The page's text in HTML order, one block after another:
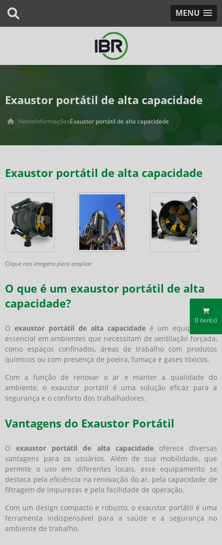
MENU
0 iten(s)
Exaustor portátil de alta capacidade
HomeInformaçõesExaustor portátil de alta capacidade
Exaustor portátil de alta capacidade
Clique nas imagens para ampliar
O que é um exaustor portátil de alta
capacidade?
O exaustor portátil de alta capacidade é um equipamento
essencial em ambientes que necessitam de ventilação forçada,
como espaços confinados, áreas de trabalho com produtos
químicos ou com presença de poeira, fumaça e gases tóxicos.
Com a função de renovar o ar e manter a qualidade do
ambiente, o exaustor portátil é uma solução eficaz para a
segurança e o conforto dos trabalhadores.
Vantagens do Exaustor Portátil
Oexaustor portátil de alta capacidadeoferece diversas
vantagens para os usuários. Além de sua mobilidade, que
permite o uso em diferentes locais, esse equipamento se
destaca pela eficiência na renovação do ar, pela capacidade de
filtragem de impurezas e pela facilidade de operação.
Com um design compacto e robusto, o exaustor portátil é uma
ferramenta indispensável para a saúde e a segurança no
ambiente de trabalho.